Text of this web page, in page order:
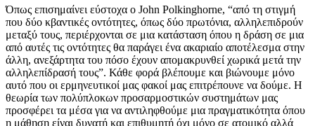
Όπως επισημαίνει εύστοχα ο John Polkinghorne, “από τη στιγμή
που δύο κβαντικές οντότητες, όπως δύο πρωτόνια, αλληλεπιδρούν
μεταξύ τους, περιέρχονται σε μια κατάσταση όπου η δράση σε μια
από αυτές τις οντότητες θα παράγει ένα ακαριαίο αποτέλεσμα στην
άλλη, ανεξάρτητα του πόσο έχουν απομακρυνθεί χωρικά μετά την
αλληλεπίδρασή τους”. Κάθε φορά βλέπουμε και βιώνουμε μόνο
αυτό που οι ερμηνευτικοί μας φακοί μας επιτρέπουνε να δούμε. Η
θεωρία των πολύπλοκων προσαρμοστικών συστημάτων μας
προσφέρει τα μέσα για να αντιληφθούμε μια πραγματικότητα όπου
η μάθηση είναι δυνατή και επιθυμητή όχι μόνο σε ατομικό αλλά